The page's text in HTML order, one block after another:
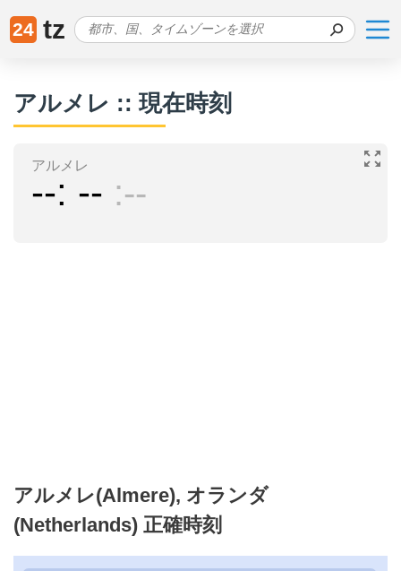
24 tz
アルメレ :: 現在時刻
アルメレ
-- -- --
アルメレ(Almere), オランダ
(Netherlands) 正確時刻